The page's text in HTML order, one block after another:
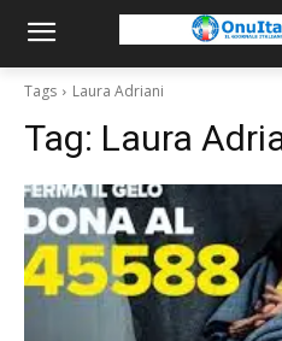
Tags Laura Adriani
Tag: Laura